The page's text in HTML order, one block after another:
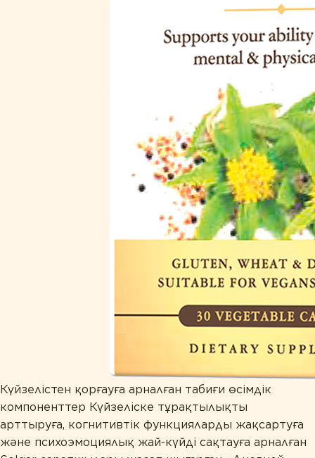
Күйзелістен қорғауға арналған табиғи өсімдік
компоненттер Күйзеліске тұрақтылықты
арттыруға, когнитивтік функцияларды жақсартуға
және психоэмоциялық жай-күйді сақтауға арналған